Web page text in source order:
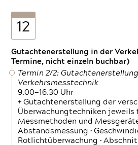
12
Gutachtenerstellung in der
Termine, nicht einzeln buchbar)
Termin 2/2:
Verkehrsmesstechnik
9.00—16.30 Uhr
+ Gutachtenerstellung der
Überwachungtechniken jeweils
Messmethoden und Messgeräte
Abstandsmessung •
Rotlichtüberwachung •